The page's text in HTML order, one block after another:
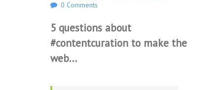
0 Comments
5 questions about
#contentcuration to make the
web…